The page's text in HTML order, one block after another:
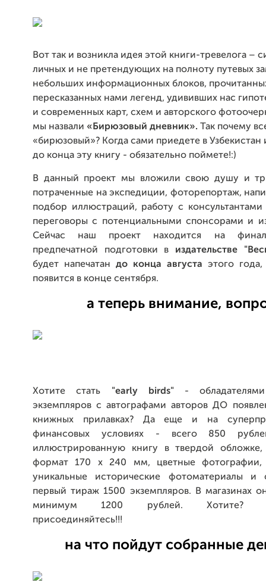
Вот так и возникла идея этой книги-тревелога –
личных и не претендующих на полноту путевых
небольших информационных блоков,
пересказанных нами легенд, удививших нас
и современных карт, схем и авторского
мы назвали «Бирюзовый дневник». Так почему
«бирюзовый»? Когда сами приедете в Узбекистан
до конца эту книгу - обязательно поймете!:)
В данный проект мы вложили свою душу и
потраченные на экспедиции, фоторепортаж,
подбор иллюстраций, работу с
переговоры с потенциальными спонсорами и
Сейчас наш проект находится на
предпечатной подготовки в издательстве "
будет напечатан до конца августа
этого
появится в конце сентября.
а теперь внимание,
Хотите стать "early birds" -
экземпляров с автографами авторов ДО
книжных прилавках? Да еще и на
финансовых условиях - всего 850
иллюстрированную книгу в твердой
формат 170 х 240 мм, цветные фотографии,
уникальные исторические фотоматериалы и
первый тираж 1500 экземпляров. В магазинах
минимум 1200 рублей. Хотите?
присоединяйтесь!!!
на что пойдут собранные